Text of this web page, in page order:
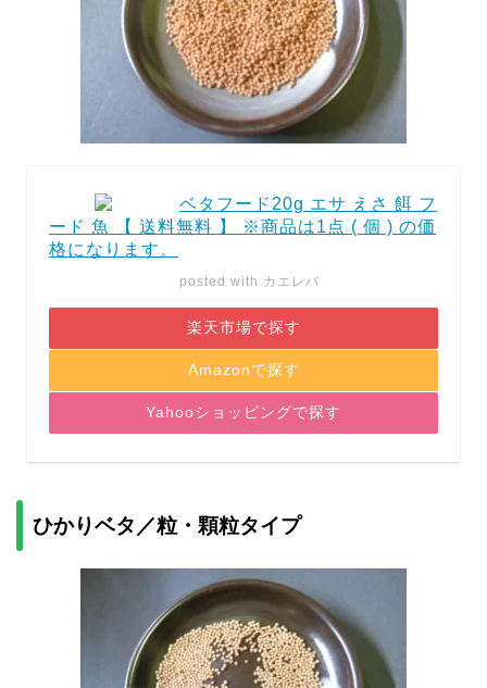
ベタフード20g エサ えさ 餌 フ
ード 魚 【 送料無料 】 ※商品は1点 ( 個 ) の価
格になります。
posted with カエレバ
楽天市場で探す
Amazonで探す
Yahooショッピングで探す
ひかりベタ／粒・顆粒タイプ